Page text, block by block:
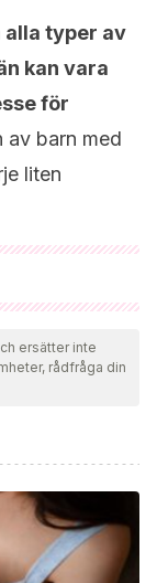
alla typer av
kan vara
för
av barn med
liten
av vårt team
aktualitet och
vara tillförlitlig
de aprendizaje.
ritmos
ersätter inte
rådfråga din